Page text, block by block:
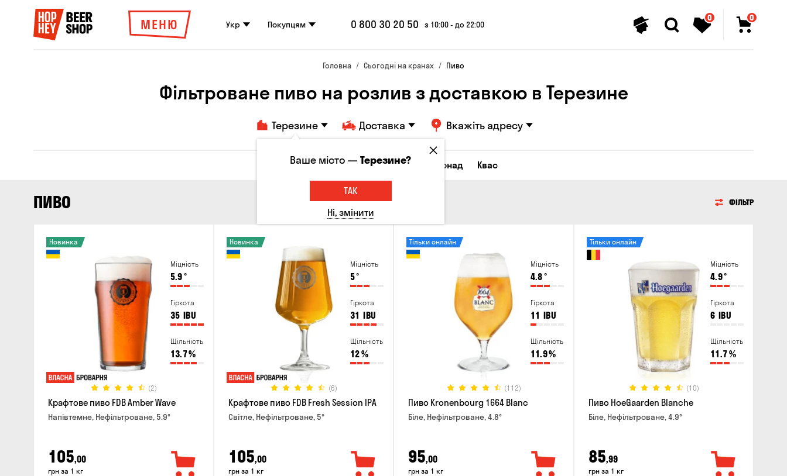
МЕНЮ Укр Покупцям 0 800 30 20 50 з 10:00 - до 22:00
0 0
Головна Сьогодні на кранах Пиво
Фільтроване пиво на розлив з доставкою в Терезине
Терезине Доставка Вкажіть адресу
Всі товари Пиво Сидр Лимонад Квас
ПИВО ФІЛЬТР
Міцність
5.9°
Гіркота
35 IBU
Щільність
13.7%
(2)
Новинка
Крафтове пиво FDB Amber Wave
Напівтемне, Нефільтроване, 5.9°
105,00
грн за 1 кг
Міцність
5°
Гіркота
31 IBU
Щільність
12%
(6)
Новинка
Крафтове пиво FDB Fresh Session IPA
Світле, Нефільтроване, 5°
105,00
грн за 1 кг
Міцність
4.8°
Гіркота
11 IBU
Щільність
11.9%
(112)
Тільки онлайн
Пиво Kronenbourg 1664 Blanc
Біле, Нефільтроване, 4.8°
95,00
грн за 1 кг
Міцність
4.9°
Гіркота
6 IBU
Щільність
11.7%
(10)
Тільки онлайн
Пиво HoeGaarden Blanche
Біле, Нефільтроване, 4.9°
85,99
грн за 1 кг
Ваше місто —Терезине?
ТАК
Ні, змінити